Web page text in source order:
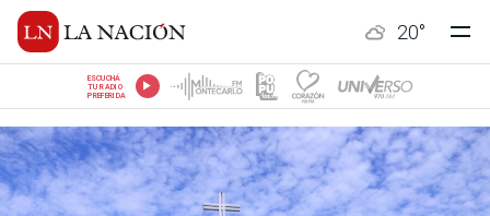
20°
ESCUCHÁ
TU RADIO
PREFERIDA